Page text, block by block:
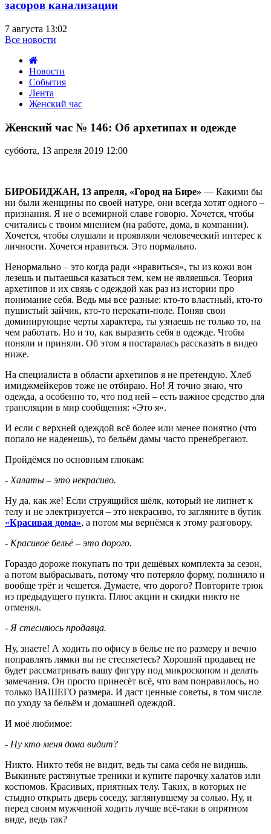
засоров канализации
7 августа 13:02
Все новости
Новости
События
Лента
Женский час
час
146:
Об
одежде
Женский час № 146: Об архетипах и одежде
суббота, 13 апреля 2019 12:00
БИРОБИДЖАН, 13 апреля, «Город на Бире» — Какими бы
ни были женщины по своей натуре, они всегда хотят одного –
признания. Я не о всемирной славе говорю. Хочется, чтобы
считались с твоим мнением (на работе, дома, в компании).
Хочется, чтобы слушали и проявляли человеческий интерес к
личности. Хочется нравиться. Это нормально.
Ненормально – это когда ради «нравиться», ты из кожи вон
лезешь и пытаешься казаться тем, кем не являешься. Теория
архетипов и их связь с одеждой как раз из истории про
понимание себя. Ведь мы все разные: кто-то властный, кто-то
пушистый зайчик, кто-то перекати-поле. Поняв свои
доминирующие черты характера, ты узнаешь не только то, на
чем работать. Но и то, как выразить себя в одежде. Чтобы
поняли и приняли. Об этом я постаралась рассказать в видео
ниже.
На специалиста в области архетипов я не претендую. Хлеб
имиджмейкеров тоже не отбираю. Но! Я точно знаю, что
одежда, а особенно то, что под ней – есть важное средство для
трансляции в мир сообщения: «Это я».
И если с верхней одеждой всё более или менее понятно (что
попало не наденешь), то бельём дамы часто пренебрегают.
Пройдёмся по основным глюкам:
- Халаты – это некрасиво.
Ну да, как же! Если струящийся шёлк, который не липнет к
телу и не электризуется – это некрасиво, то загляните в бутик
«Красивая дома», а потом мы вернёмся к этому разговору.
- Красивое бельё – это дорого.
Гораздо дороже покупать по три дешёвых комплекта за сезон,
а потом выбрасывать, потому что потеряло форму, полиняло и
вообще трёт и чешется. Думаете, что дорого? Повторите трюк
из предыдущего пункта. Плюс акции и скидки никто не
отменял.
- Я стесняюсь продавца.
Ну, знаете! А ходить по офису в белье не по размеру и вечно
поправлять лямки вы не стесняетесь? Хороший продавец не
будет рассматривать вашу фигуру под микроскопом и делать
замечания. Он просто принесёт всё, что вам понравилось, но
только ВАШЕГО размера. И даст ценные советы, в том числе
по уходу за бельём и домашней одеждой.
И моё любимое:
- Ну кто меня дома видит?
Никто. Никто тебя не видит, ведь ты сама себя не видишь.
Выкиньте растянутые треники и купите парочку халатов или
костюмов. Красивых, приятных телу. Таких, в которых не
стыдно открыть дверь соседу, заглянувшему за солью. Ну, и
перед своим мужчиной ходить лучше всё-таки в опрятном
виде, ведь так?